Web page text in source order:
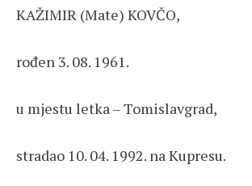
KAŽIMIR (Mate) KOVČO,
rođen 3. 08. 1961.
u mjestu letka – Tomislavgrad,
stradao 10. 04. 1992. na Kupresu.